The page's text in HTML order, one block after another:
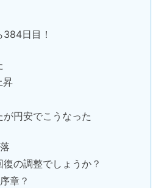
日目！
昇
円安でこうなった
の調整でしょうか？
章？